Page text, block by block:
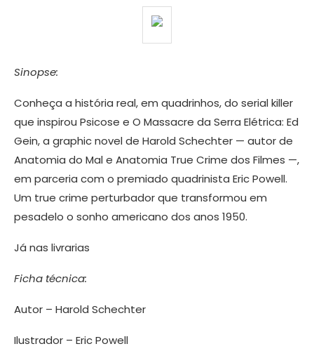
Sinopse:
Conheça a história real, em quadrinhos, do serial killer
que inspirou Psicose e O Massacre da Serra Elétrica: Ed
Gein, a graphic novel de Harold Schechter — autor de
Anatomia do Mal e Anatomia True Crime dos Filmes —,
em parceria com o premiado quadrinista Eric Powell.
Um true crime perturbador que transformou em
pesadelo o sonho americano dos anos 1950.
Já nas livrarias
Ficha técnica:
Autor – Harold Schechter
Ilustrador – Eric Powell